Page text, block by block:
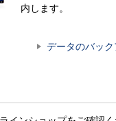
内します。
データのバッ